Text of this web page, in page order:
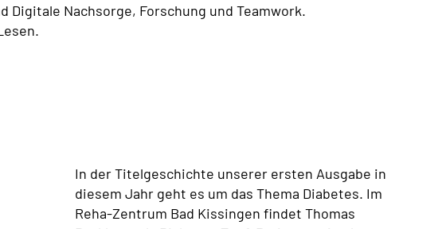
Nachsorge, Forschung und Teamwork.
In der Titelgeschichte unserer ersten Ausgabe in
diesem Jahr geht es um das Thema Diabetes. Im
Reha-Zentrum Bad Kissingen findet Thomas